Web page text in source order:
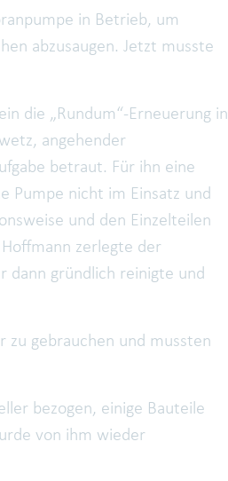
in Betrieb, um
abzusaugen. Jetzt musste
die „Rundum“-Erneuerung in
angehender
betraut. Für ihn eine
Pumpe nicht im Einsatz und
und den Einzelteilen
zerlegte der
dann gründlich reinigte und
zu gebrauchen und mussten
bezogen, einige Bauteile
von ihm wieder